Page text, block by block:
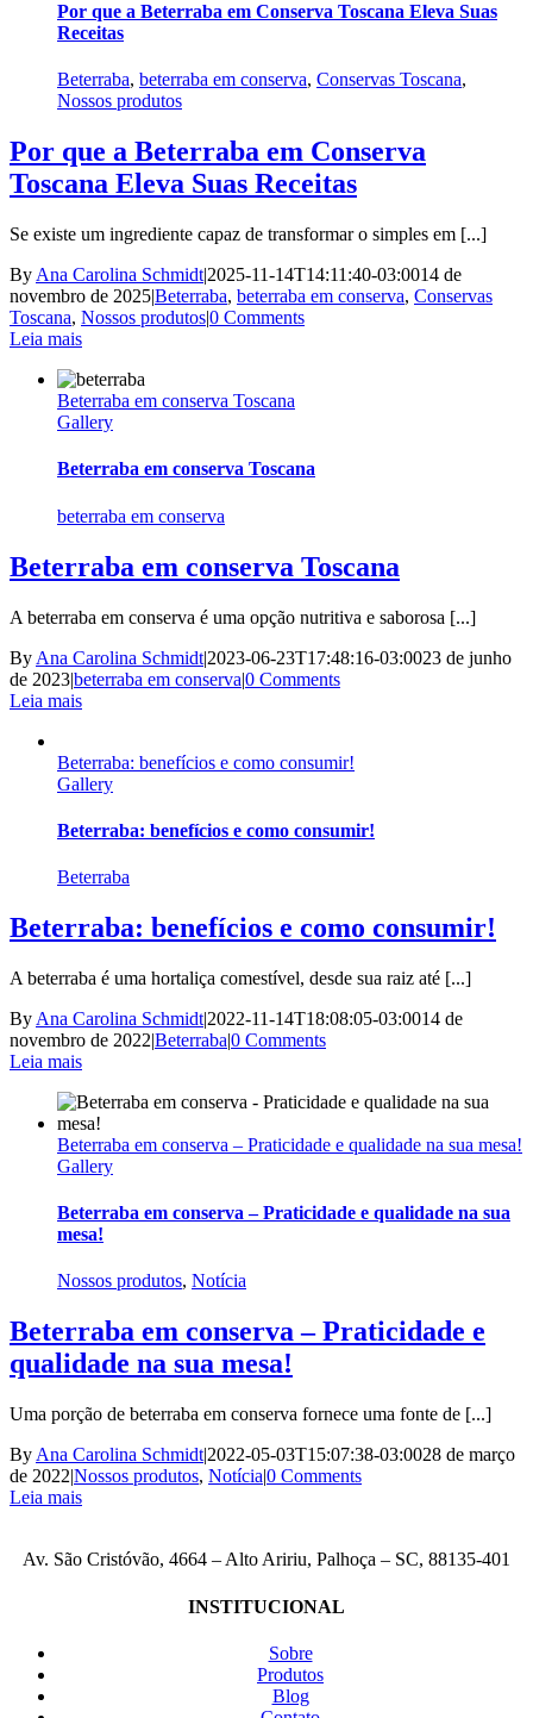
Por que a Beterraba em Conserva Toscana Eleva Suas
Receitas
Beterraba, beterraba em conserva, Conservas Toscana,
Nossos produtos
Por que a Beterraba em Conserva
Toscana Eleva Suas Receitas
Se existe um ingrediente capaz de transformar o simples em [...]
By Ana Carolina Schmidt|2025-11-14T14:11:40-03:0014 de
novembro de 2025|Beterraba, beterraba em conserva, Conservas
Toscana, Nossos produtos|0 Comments
Leia mais
Beterraba em conserva Toscana
Gallery
Beterraba em conserva Toscana
beterraba em conserva
Beterraba em conserva Toscana
A beterraba em conserva é uma opção nutritiva e saborosa [...]
By Ana Carolina Schmidt|2023-06-23T17:48:16-03:0023 de junho
de 2023|beterraba em conserva|0 Comments
Leia mais
Beterraba: benefícios e como consumir!
Gallery
Beterraba: benefícios e como consumir!
Beterraba
Beterraba: benefícios e como consumir!
A beterraba é uma hortaliça comestível, desde sua raiz até [...]
By Ana Carolina Schmidt|2022-11-14T18:08:05-03:0014 de
novembro de 2022|Beterraba|0 Comments
Leia mais
Beterraba em conserva – Praticidade e qualidade na sua mesa!
Gallery
Beterraba em conserva – Praticidade e qualidade na sua
mesa!
Nossos produtos, Notícia
Beterraba em conserva – Praticidade e
qualidade na sua mesa!
Uma porção de beterraba em conserva fornece uma fonte de [...]
By Ana Carolina Schmidt|2022-05-03T15:07:38-03:0028 de março
de 2022|Nossos produtos, Notícia|0 Comments
Leia mais
Av. São Cristóvão, 4664 – Alto Aririu, Palhoça – SC, 88135-401
INSTITUCIONAL
Sobre
Produtos
Blog